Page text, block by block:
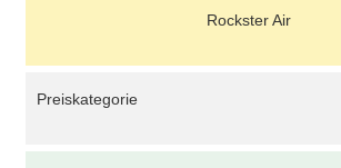
Rockster Air
Preiskategorie